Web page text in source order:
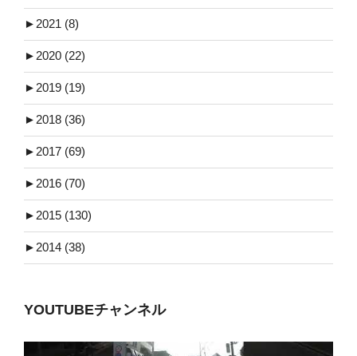
► 2021 (8)
► 2020 (22)
► 2019 (19)
► 2018 (36)
► 2017 (69)
► 2016 (70)
► 2015 (130)
► 2014 (38)
YOUTUBEチャンネル